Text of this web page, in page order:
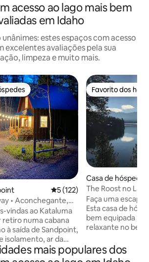
acesso ao lago mais bem
em Idaho
unânimes: estes espaços com acesso
excelentes avaliações pela sua
limpeza e muito mais.
mais apreciados
Classificação média de 5 em
5 (122)
• Aconchegante,
a animais de
vindas ao Kataluma
retiro numa cabana
à saída de Sandpoint,
abundante
caminhadas, ciclismo,
Favorito dos
Favorito dos
Casa de
en
The Roost no
Faça uma
Esta casa de
bem equipada
relaxante no belo
com uma
uma lareira
mais populares dos